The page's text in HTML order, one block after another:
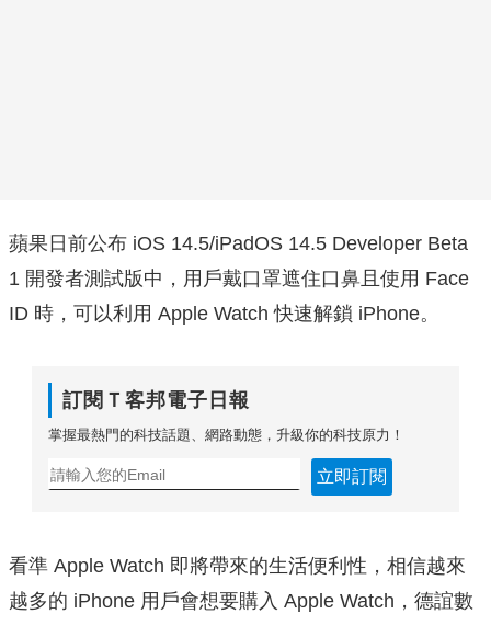
蘋果日前公布 iOS 14.5/iPadOS 14.5 Developer Beta
1 開發者測試版中，用戶戴口罩遮住口鼻且使用 Face
ID 時，可以利用 Apple Watch 快速解鎖 iPhone。
訂閱Ｔ客邦電子日報
掌握最熱門的科技話題、網路動態，升級你的科技原力！
立即訂閱
看準 Apple Watch 即將帶來的生活便利性，相信越來
越多的 iPhone 用戶會想要購入 Apple Watch，德誼數